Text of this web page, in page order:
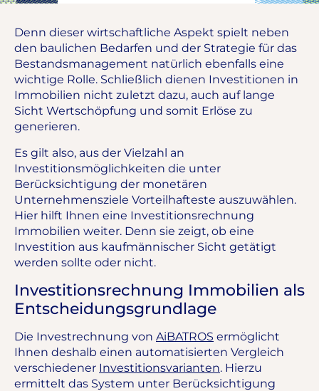
Denn dieser wirtschaftliche Aspekt spielt neben
den baulichen Bedarfen und der Strategie für das
Bestandsmanagement natürlich ebenfalls eine
wichtige Rolle. Schließlich dienen Investitionen in
Immobilien nicht zuletzt dazu, auch auf lange
Sicht Wertschöpfung und somit Erlöse zu
generieren.
Es gilt also, aus der Vielzahl an
Investitionsmöglichkeiten die unter
Berücksichtigung der monetären
Unternehmensziele Vorteilhafteste auszuwählen.
Hier hilft Ihnen eine Investitionsrechnung
Immobilien weiter. Denn sie zeigt, ob eine
Investition aus kaufmännischer Sicht getätigt
werden sollte oder nicht.
Investitionsrechnung Immobilien als
Entscheidungsgrundlage
Die Investrechnung von AiBATROS ermöglicht
Ihnen deshalb einen automatisierten Vergleich
verschiedener Investitionsvarianten. Hierzu
ermittelt das System unter Berücksichtigung